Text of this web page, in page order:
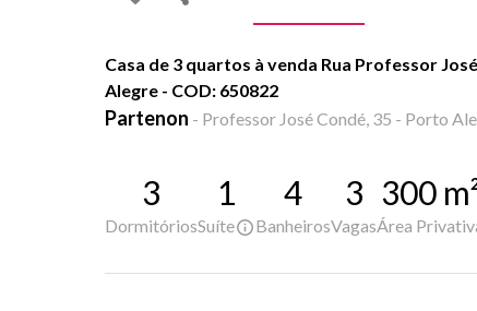
Casa de 3 quartos à venda Rua Professor
Alegre - COD: 650822
Partenon - Professor José Condé, 35 - Porto
3
Dormitórios
1
Suíte
4
Banheiros
3
Vagas
300
Área